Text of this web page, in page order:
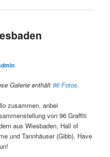
Galerie enthält96 Fotos.
zusammen, anbei
von 96 Graffiti
aus Wiesbaden, Hall of
und Tannhäuser (Gibb). Have